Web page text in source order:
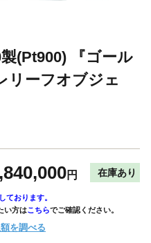
(Pt900) 『ゴール
リーフオブジェ
円 在庫あり
ております。
い方はこちらでご確認ください。
額を調べる